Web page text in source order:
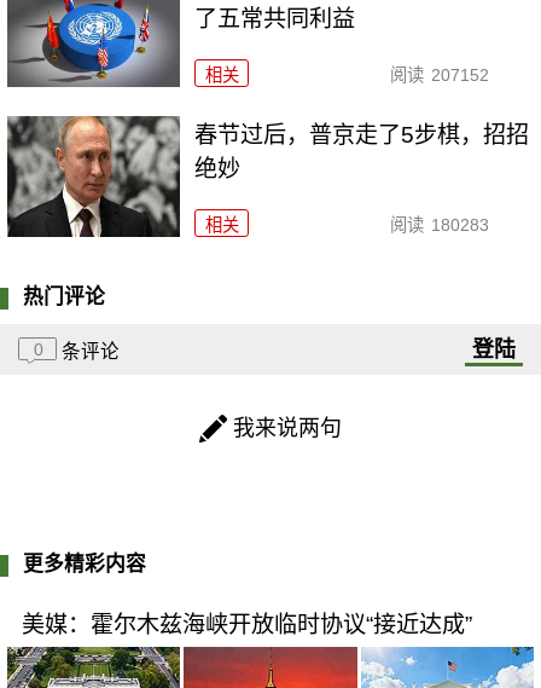
了五常共同利益
相关 阅读 207152
春节过后，普京走了5步棋，招招
绝妙
相关 阅读 180283
热门评论
0 条评论 登陆
我来说两句
更多精彩内容
美媒：霍尔木兹海峡开放临时协议“接近达成”